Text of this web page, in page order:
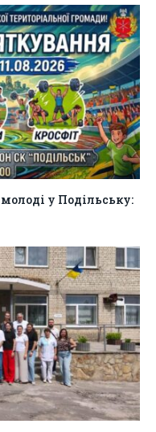
у Подільську: